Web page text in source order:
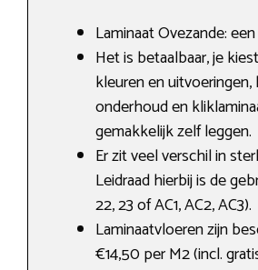
Laminaat Ovezande:
Het is betaalbaar, je
kleuren en
onderhoud en
gemakkelijk zelf leggen.
Er zit veel verschil in
Leidraad hierbij is de
22, 23 of AC1, AC2, AC3).
Laminaatvloeren zijn
€14,50 per M2 (incl.